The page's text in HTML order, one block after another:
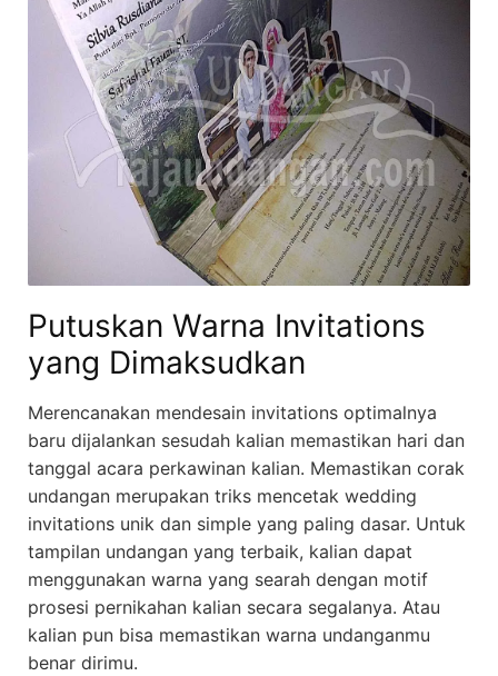
Putuskan Warna Invitations
yang Dimaksudkan
Merencanakan mendesain invitations optimalnya
baru dijalankan sesudah kalian memastikan hari dan
tanggal acara perkawinan kalian. Memastikan corak
undangan merupakan triks mencetak wedding
invitations unik dan simple yang paling dasar. Untuk
tampilan undangan yang terbaik, kalian dapat
menggunakan warna yang searah dengan motif
prosesi pernikahan kalian secara segalanya. Atau
kalian pun bisa memastikan warna undanganmu
benar dirimu.